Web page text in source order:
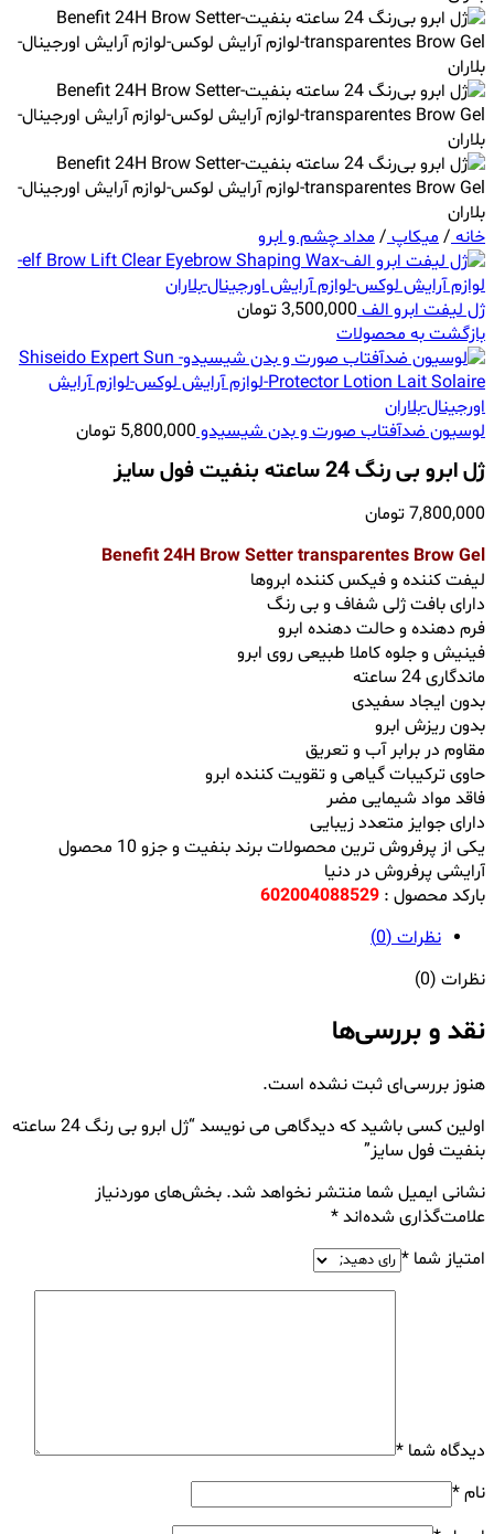
خانه/میکاپ/مداد چشم و ابرو
ژل لیفت ابرو الف3,500,000تومان
بازگشت به محصولات
لوسیون ضدآفتاب صورت و بدن شیسیدو5,800,000 تومان
ژل ابرو بى رنگ 24 ساعته بنفیت فول سایز
7,800,000تومان
Benefit 24H Brow Setter transparentes Brow Gel
لیفت کننده و فیکس کننده ابروها
دارای بافت ژلی شفاف و بی رنگ
فرم دهنده و حالت دهنده ابرو
فینیش و جلوه کاملا طبیعی روی ابرو
ماندگاری 24 ساعته
بدون ایجاد سفیدی
بدون ریزش ابرو
مقاوم در برابر آب و تعریق
حاوی ترکیبات گیاهی و تقویت کننده ابرو
فاقد مواد شیمایی مضر
دارای جوایز متعدد زیبایی
یکی از پرفروش ترین محصولات برند بنفیت و جزو 10 محصول
آرایشی پرفروش در دنیا
بارکد محصول : 602004088529
نظرات (0)
نظرات (0)
نقد و بررسی‌ها
هنوز بررسی‌ای ثبت نشده است.
اولین کسی باشید که دیدگاهی می نویسد “ژل ابرو بى رنگ 24 ساعته
بنفیت فول سایز”
نشانی ایمیل شما منتشر نخواهد شد. بخش‌های موردنیاز
علامت‌گذاری شده‌اند*
امتیاز شما *
دیدگاه شما *
نام*